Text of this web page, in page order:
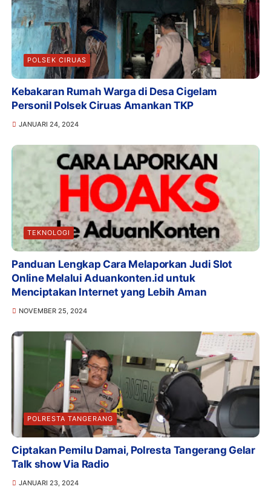
POLSEK CIRUAS
Kebakaran Rumah Warga di Desa Cigelam
Personil Polsek Ciruas Amankan TKP
JANUARI 24, 2024
TEKNOLOGI
Panduan Lengkap Cara Melaporkan Judi Slot
Online Melalui Aduankonten.id untuk
Menciptakan Internet yang Lebih Aman
NOVEMBER 25, 2024
POLRESTA TANGERANG
Ciptakan Pemilu Damai, Polresta Tangerang Gelar
Talk show Via Radio
JANUARI 23, 2024